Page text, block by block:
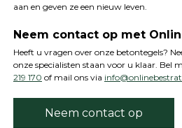
aan en geven ze een nieuw leven.
Neem contact op met
Heeft u vragen over onze betontegels?
onze specialisten staan voor u klaar. Bel
219 170 of mail ons via
Neem contact op